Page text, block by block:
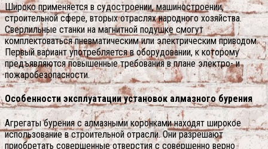
Широко применяется в судостроении, машиностроении,
строительной сфере, вторых отраслях народного хозяйства.
Сверлильные станки на магнитной подушке смогут
комплектоваться пневматическим или электрическим приводом.
Первый вариант употребляется в оборудовании, к которому
предъявляются повышенные требования в плане электро- и
пожаробезопасности.
Особенности эксплуатации установок алмазного бурения
Агрегаты бурения с алмазными коронками находят широкое
использование в строительной отрасли. Они разрешают
приобретать совершенные отверстия с совершенно верно